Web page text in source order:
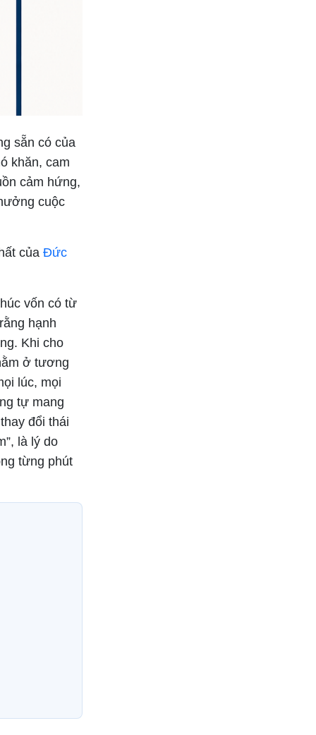
sẵn có của
khăn, cam
cảm hứng,
cuộc
của Đức
vốn có từ
hạnh
Khi cho
ở tương
lúc, mọi
tự mang
đổi thái
là lý do
từng phút